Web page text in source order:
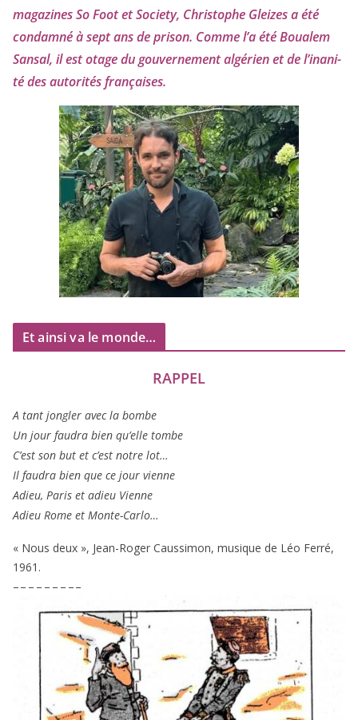
maga­zines So Foot et Society, Christophe Gleizesa été
condam­né à sept ans de pri­son. Comme l’a été Boualem
Sansal, il est otage du gou­ver­ne­ment algé­rien et de l’i­na­ni­
té des auto­ri­tés françaises.
Et ainsi va le monde…
RAPPEL
A tant jon­gler avec la bombe
Un jour fau­dra bien qu’elle tombe
C’est son but et c’est notre lot…
Il fau­dra bien que ce jour vienne
Adieu, Paris et adieu Vienne
Adieu Rome et Monte-Carlo…
« Nous deux », Jean-Roger Caussimon, musique de Léo Ferré,
1961 .
– – – – – – – – –